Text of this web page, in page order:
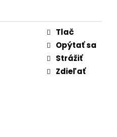
Tlač
Opýtať sa
Strážiť
Zdieľať